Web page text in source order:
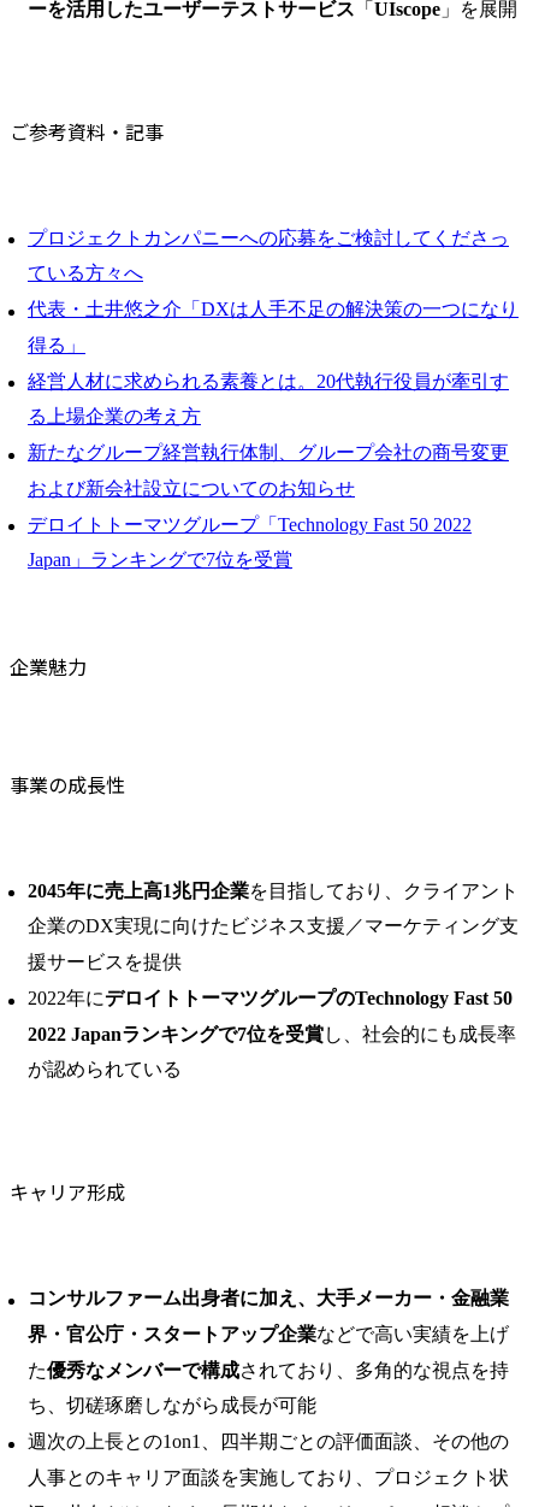
ーを活用したユーザーテストサービス 「 UIscope 」を展開
ご参考資料・記事
プロジェクトカンパニーへの応募をご検討してくださっ
ている方々へ
代表・土井悠之介「DXは人手不足の解決策の一つになり
得る」
経営人材に求められる素養とは。20代執行役員が牽引す
る上場企業の考え方
新たなグループ経営執行体制、グループ会社の商号変更
および新会社設立についてのお知らせ
デロイトトーマツグループ「Technology Fast 50 2022
Japan」ランキングで7位を受賞
企業魅力
事業の成長性
2045年に売上高1兆円企業を目指しており、クライアント
企業のDX実現に向けたビジネス支援／マーケティング支
援サービスを提供
2022年にデロイトトーマツグループのTechnology Fast 50
2022 Japanランキングで7位を受賞し、社会的にも成長率
が認められている
キャリア形成
コンサルファーム出身者に加え、大手メーカー・金融業
界・官公庁・スタートアップ企業などで高い実績を上げ
た優秀なメンバーで構成されており、多角的な視点を持
ち、切磋琢磨しながら成長が可能
週次の上長との1on1、四半期ごとの評価面談、その他の
人事とのキャリア面談を実施しており、プロジェクト状